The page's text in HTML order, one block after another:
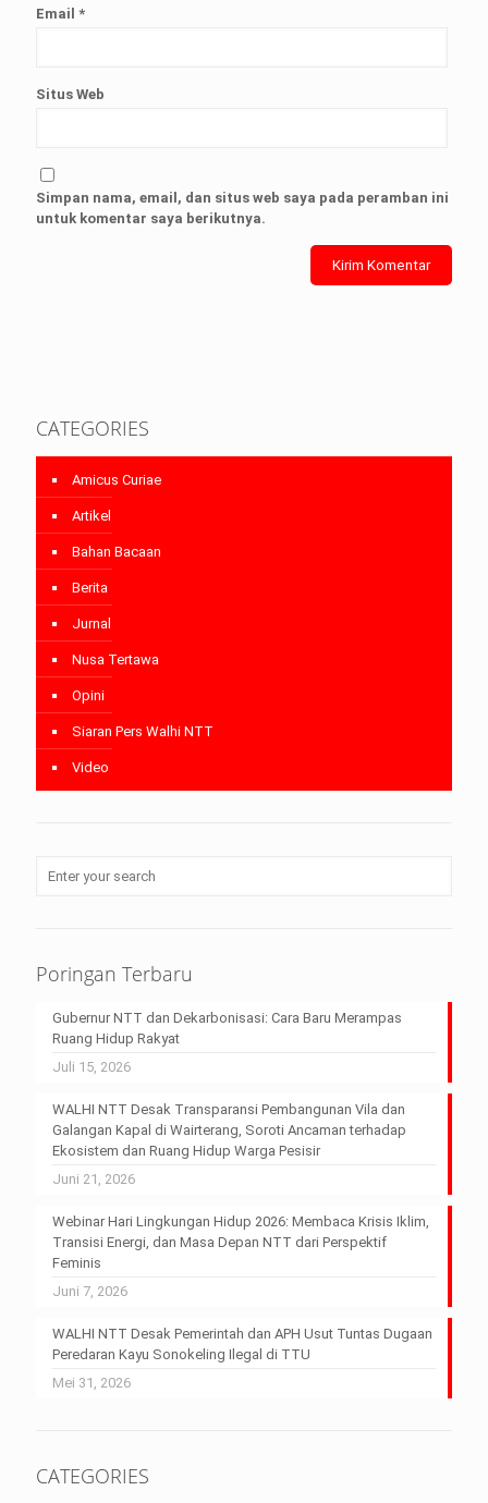
Email *
Situs Web
Simpan nama, email, dan situs web saya pada peramban ini
untuk komentar saya berikutnya.
CATEGORIES
Amicus Curiae
Artikel
Bahan Bacaan
Berita
Jurnal
Nusa Tertawa
Opini
Siaran Pers Walhi NTT
Video
Poringan Terbaru
Gubernur NTT dan Dekarbonisasi: Cara Baru Merampas
Ruang Hidup Rakyat
Juli 15, 2026
WALHI NTT Desak Transparansi Pembangunan Vila dan
Galangan Kapal di Wairterang, Soroti Ancaman terhadap
Ekosistem dan Ruang Hidup Warga Pesisir
Juni 21, 2026
Webinar Hari Lingkungan Hidup 2026: Membaca Krisis Iklim,
Transisi Energi, dan Masa Depan NTT dari Perspektif
Feminis
Juni 7, 2026
WALHI NTT Desak Pemerintah dan APH Usut Tuntas Dugaan
Peredaran Kayu Sonokeling Ilegal di TTU
Mei 31, 2026
CATEGORIES